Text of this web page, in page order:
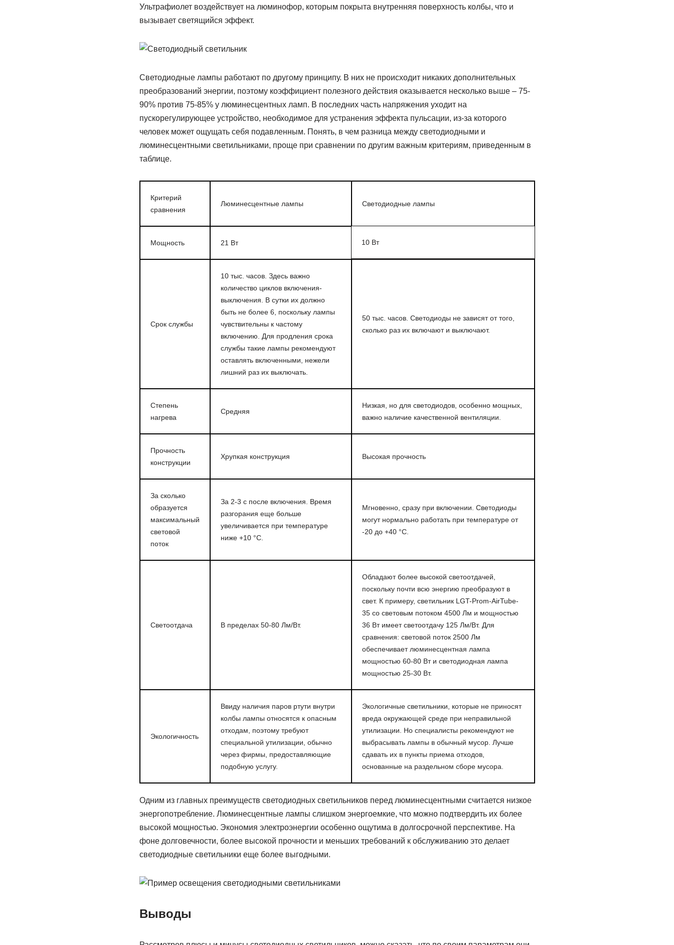
Ультрафиолет воздействует на люминофор, которым покрыта внутренняя поверхность колбы, что и
вызывает светящийся эффект.
Светодиодные лампы работают по другому принципу. В них не происходит никаких дополнительных
преобразований энергии, поэтому коэффициент полезного действия оказывается несколько выше – 75-
90% против 75-85% у люминесцентных ламп. В последних часть напряжения уходит на
пускорегулирующее устройство, необходимое для устранения эффекта пульсации, из-за которого
человек может ощущать себя подавленным. Понять, в чем разница между светодиодными и
люминесцентными светильниками, проще при сравнении по другим важным критериям, приведенным в
таблице.
Критерий
сравнения
Люминесцентные лампы Светодиодные лампы
Мощность 21 Вт 10 Вт
Срок службы
10 тыс. часов. Здесь важно
количество циклов включения-
выключения. В сутки их должно
быть не более 6, поскольку лампы
чувствительны к частому
включению. Для продления срока
службы такие лампы рекомендуют
оставлять включенными, нежели
лишний раз их выключать.
50 тыс. часов. Светодиоды не зависят от того,
сколько раз их включают и выключают.
Степень
нагрева
Средняя
Низкая, но для светодиодов, особенно мощных,
важно наличие качественной вентиляции.
Прочность
конструкции
Хрупкая конструкция Высокая прочность
За сколько
образуется
максимальный
световой
поток
За 2-3 с после включения. Время
разгорания еще больше
увеличивается при температуре
ниже +10 °C.
Мгновенно, сразу при включении. Светодиоды
могут нормально работать при температуре от
-20 до +40 °C.
Светоотдача В пределах 50-80 Лм/Вт.
Обладают более высокой светоотдачей,
поскольку почти всю энергию преобразуют в
свет. К примеру, светильник LGT-Prom-AirTube-
35 со световым потоком 4500 Лм и мощностью
36 Вт имеет светоотдачу 125 Лм/Вт. Для
сравнения: световой поток 2500 Лм
обеспечивает люминесцентная лампа
мощностью 60-80 Вт и светодиодная лампа
мощностью 25-30 Вт.
Экологичность
Ввиду наличия паров ртути внутри
колбы лампы относятся к опасным
отходам, поэтому требуют
специальной утилизации, обычно
через фирмы, предоставляющие
подобную услугу.
Экологичные светильники, которые не приносят
вреда окружающей среде при неправильной
утилизации. Но специалисты рекомендуют не
выбрасывать лампы в обычный мусор. Лучше
сдавать их в пункты приема отходов,
основанные на раздельном сборе мусора.
Одним из главных преимуществ светодиодных светильников перед люминесцентными считается низкое
энергопотребление. Люминесцентные лампы слишком энергоемкие, что можно подтвердить их более
высокой мощностью. Экономия электроэнергии особенно ощутима в долгосрочной перспективе. На
фоне долговечности, более высокой прочности и меньших требований к обслуживанию это делает
светодиодные светильники еще более выгодными.
Выводы